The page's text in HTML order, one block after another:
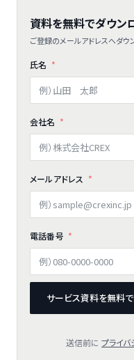
資料を無料でダウン
ご登録のメールアドレスへダウ
氏名
会社名
メールアドレス
電話番号
サービス資料を無料
送信前に プライ